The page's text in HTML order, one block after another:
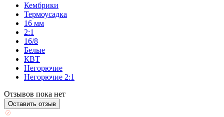
Кембрики
Термоусадка
16 мм
2:1
16/8
Белые
КВТ
Негорючие
Негорючие 2:1
Отзывов пока нет
Оставить отзыв